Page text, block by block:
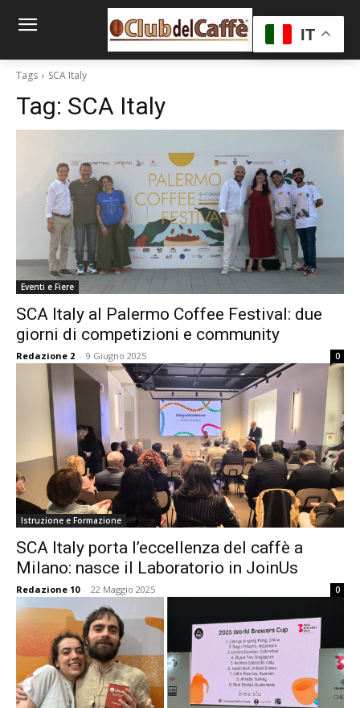
Tags SCA Italy
Tag: SCA Italy
Eventi e Fiere
SCA Italy al Palermo Coffee Festival: due
giorni di competizioni e community
Redazione 2 - 9 Giugno 2025 0
Istruzione e Formazione
SCA Italy porta l’eccellenza del caffè a
Milano: nasce il Laboratorio in JoinUs
Redazione 10 - 22 Maggio 2025 0
IT